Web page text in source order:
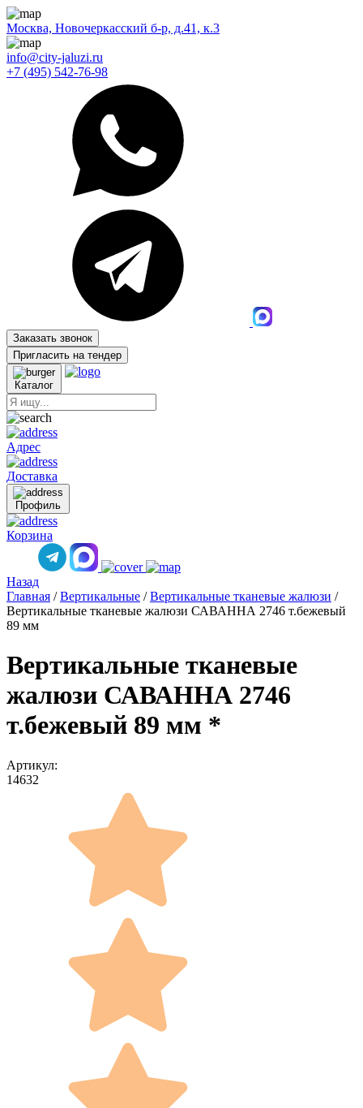
Москва, Новочеркасский б-р, д.41, к.3
info@city-jaluzi.ru
+7 (495) 542-76-98
Заказать звонок
Пригласить на тендер
Каталог
Адрес
Доставка
Профиль
Корзина
Назад
Главная / Вертикальные / Вертикальные тканевые жалюзи /
Вертикальные тканевые жалюзи САВАННА 2746 т.бежевый
89 мм
Вертикальные тканевые
жалюзи САВАННА 2746
т.бежевый 89 мм *
Артикул:
14632